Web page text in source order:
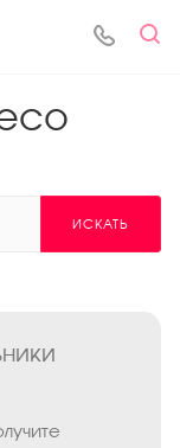
ИСКАТЬ